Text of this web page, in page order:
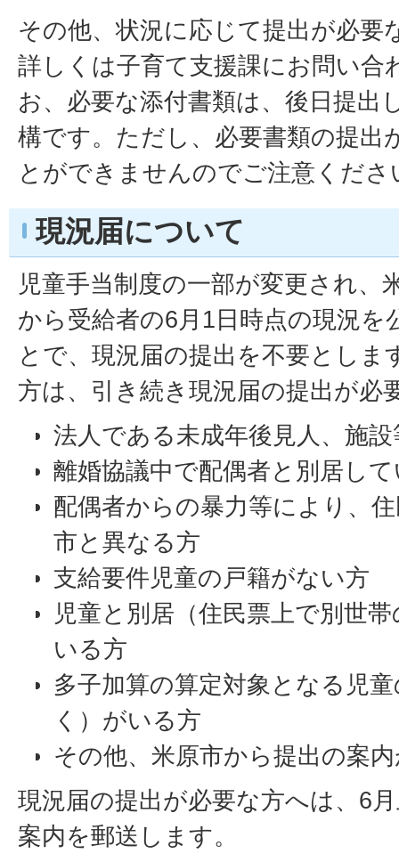
その他、状況に応じて提出が必要
詳しくは子育て支援課にお問い合
お、必要な添付書類は、後日提出
構です。ただし、必要書類の提出
とができませんのでご注意くださ
現況届について
児童手当制度の一部が変更され、
から受給者の6月1日時点の現況を
とで、現況届の提出を不要としま
方は、引き続き現況届の提出が必
法人である未成年後見人、施
離婚協議中で配偶者と別居し
配偶者からの暴力等により、
市と異なる方
支給要件児童の戸籍がない方
児童と別居（住民票上で別世
いる方
多子加算の算定対象となる児
く）がいる方
その他、米原市から提出の案
現況届の提出が必要な方へは、6
案内を郵送します。